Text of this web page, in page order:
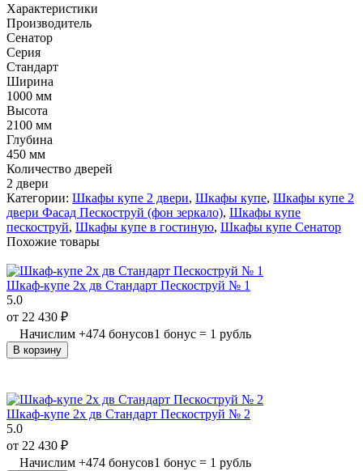
Характеристики
Производитель
Сенатор
Серия
Стандарт
Ширина
1000 мм
Высота
2100 мм
Глубина
450 мм
Количество дверей
2 двери
Категории: Шкафы купе 2 двери, Шкафы купе, Шкафы купе 2
двери Фасад Пескоструй (фон зеркало), Шкафы купе
пескоструй, Шкафы купе в гостиную, Шкафы купе Сенатор
Похожие товары
Шкаф-купе 2х дв Стандарт Пескоструй № 1
5.0
от 22 430 ₽
Начислим +474 бонусов1 бонус = 1 рубль
В корзину
Шкаф-купе 2х дв Стандарт Пескоструй № 2
5.0
от 22 430 ₽
Начислим +474 бонусов1 бонус = 1 рубль